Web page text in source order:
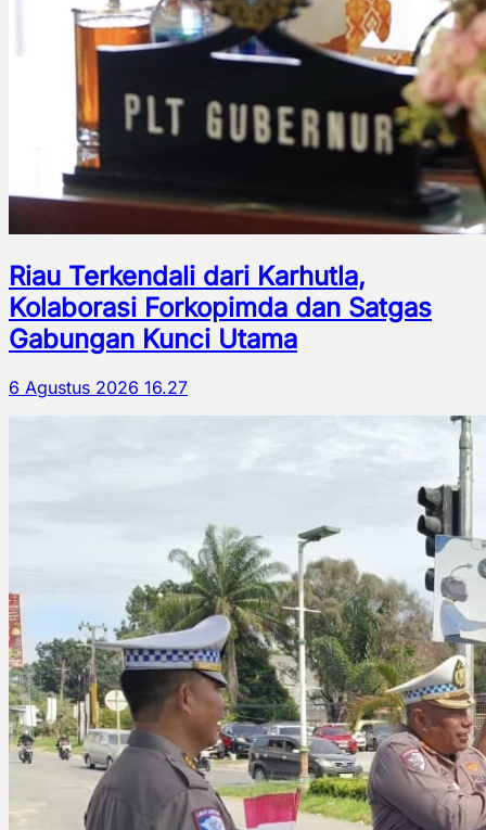
Riau Terkendali dari Karhutla,
Kolaborasi Forkopimda dan Satgas
Gabungan Kunci Utama
6 Agustus 2026 16.27